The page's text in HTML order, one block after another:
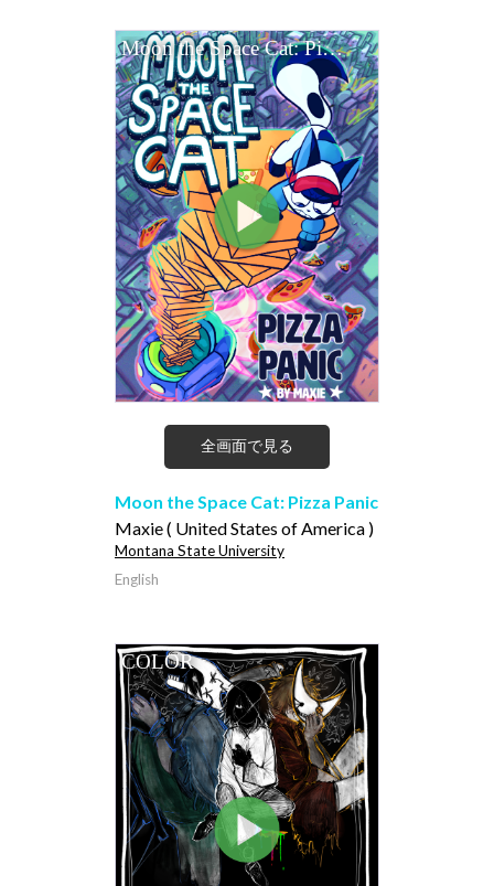
全画面で見る
Moon the Space Cat: Pizza Panic
Maxie ( United States of America )
Montana State University
English